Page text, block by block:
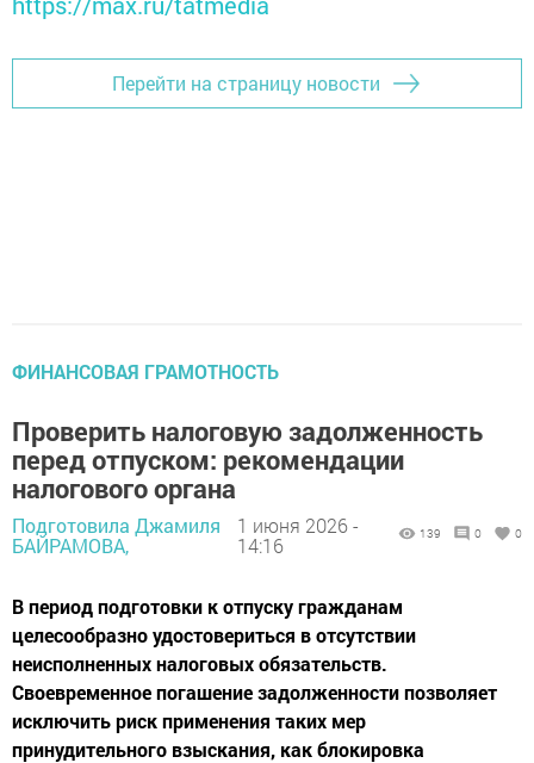
Перейти на страницу новости
ФИНАНСОВАЯ ГРАМОТНОСТЬ
Проверить налоговую задолженность
перед отпуском: рекомендации
налогового органа
Подготовила Джамиля
БАЙРАМОВА,
1 июня 2026 -
14:16
139 0 0
В период подготовки к отпуску гражданам
целесообразно удостовериться в отсутствии
неисполненных налоговых обязательств.
Своевременное погашение задолженности позволяет
исключить риск применения таких мер
принудительного взыскания, как блокировка